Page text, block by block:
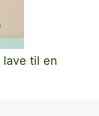
lave til en